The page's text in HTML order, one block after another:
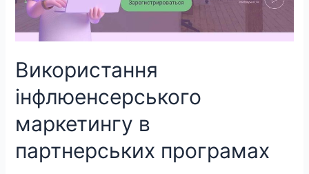
Використання
інфлюенсерського
маркетингу в
партнерських програмах